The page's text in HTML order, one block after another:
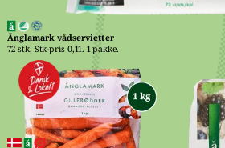
Änglamark vådservietter
72 stk. Stk-pris 0,11. 1 pakke.